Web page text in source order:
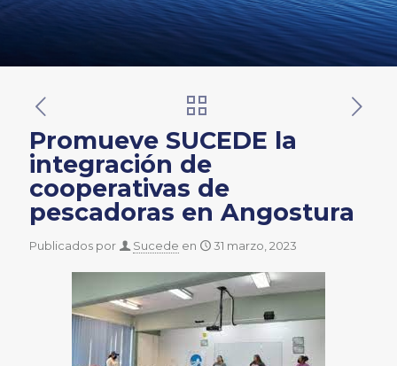
Promueve SUCEDE la
integración de
cooperativas de
pescadoras en Angostura
Publicados por Sucede en 31 marzo, 2023